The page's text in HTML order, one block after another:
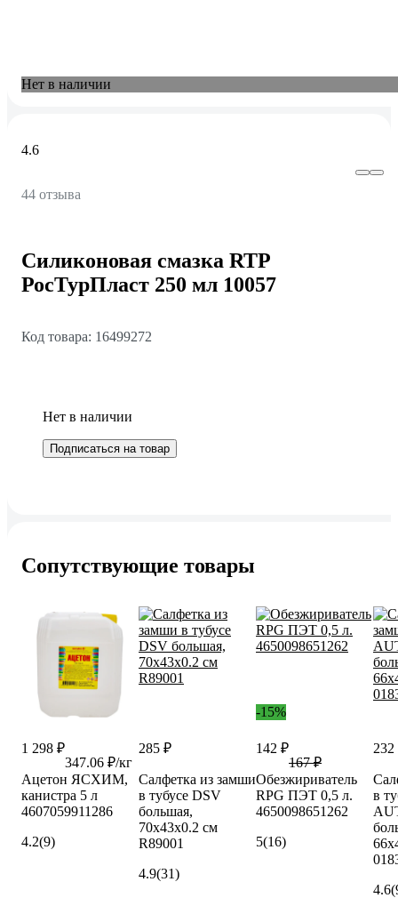
Нет в наличии
4.6
44 отзыва
Силиконовая смазка RTP
РосТурПласт 250 мл 10057
Код товара: 16499272
Нет в наличии
Подписаться на товар
Сопутствующие товары
1 298 ₽
347.06 ₽/кг
Ацетон ЯСХИМ,
канистра 5 л
4607059911286
4.2(9)
285 ₽
Салфетка из замши
в тубусе DSV
большая,
70х43х0.2 см
R89001
4.9(31)
-15%
142 ₽
167 ₽
Обезжириватель
RPG ПЭТ 0,5 л.
4650098651262
5(16)
232
в
4.6